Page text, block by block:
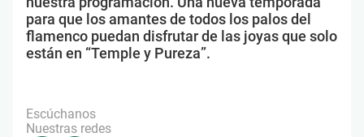
para que los amantes de todos los palos del
flamenco puedan disfrutar de las joyas que solo
están en “Temple y Pureza”.
Escúchanos
Nuestras redes